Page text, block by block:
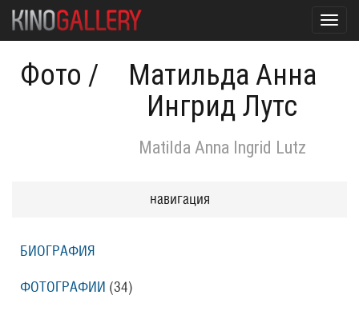
Фото /
Матильда Анна
Ингрид Лутс
Matilda Anna Ingrid Lutz
навигация
БИОГРАФИЯ
ФОТОГРАФИИ (34)